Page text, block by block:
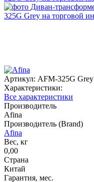
Артикул: AFM-325G Grey
Характеристики:
Все характеристики
Производитель
Afina
Производитель (Brand)
Afina
Вес, кг
0,00
Страна
Китай
Гарантия, мес.